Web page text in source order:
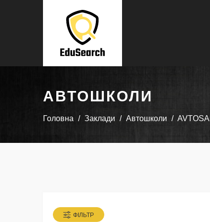
АВТОШКОЛИ
Головна Заклади Автошколи
ФІЛЬТР